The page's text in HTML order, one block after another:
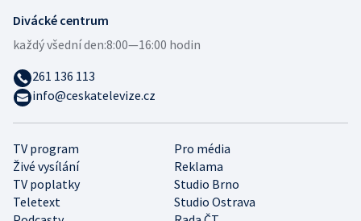
TV program
Pro média
Živé vysílání
Reklama
TV poplatky
Studio Brno
Teletext
Studio Ostrava
Divácké centrum
každý všední den:8:00—16:00 hodin
261 136 113
info@ceskatelevize.cz